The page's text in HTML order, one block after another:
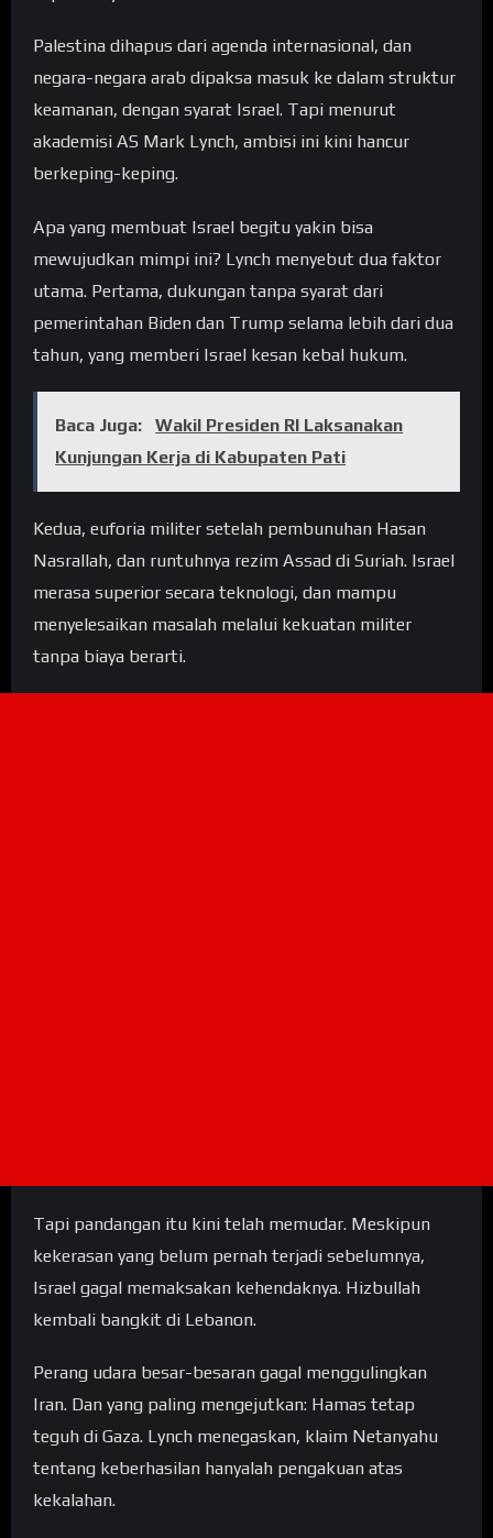
Palestina dihapus dari agenda internasional, dan
negara-negara arab dipaksa masuk ke dalam struktur
keamanan, dengan syarat Israel. Tapi menurut
akademisi AS Mark Lynch, ambisi ini kini hancur
berkeping-keping.
Apa yang membuat Israel begitu yakin bisa
mewujudkan mimpi ini? Lynch menyebut dua faktor
utama. Pertama, dukungan tanpa syarat dari
pemerintahan Biden dan Trump selama lebih dari dua
tahun, yang memberi Israel kesan kebal hukum.
Baca Juga:
Wakil Presiden RI Laksanakan
Kunjungan Kerja di Kabupaten Pati
Kedua, euforia militer setelah pembunuhan Hasan
Nasrallah, dan runtuhnya rezim Assad di Suriah. Israel
merasa superior secara teknologi, dan mampu
menyelesaikan masalah melalui kekuatan militer
tanpa biaya berarti.
Tapi pandangan itu kini telah memudar. Meskipun
kekerasan yang belum pernah terjadi sebelumnya,
Israel gagal memaksakan kehendaknya. Hizbullah
kembali bangkit di Lebanon.
Perang udara besar-besaran gagal menggulingkan
Iran. Dan yang paling mengejutkan: Hamas tetap
teguh di Gaza. Lynch menegaskan, klaim Netanyahu
tentang keberhasilan hanyalah pengakuan atas
kekalahan.